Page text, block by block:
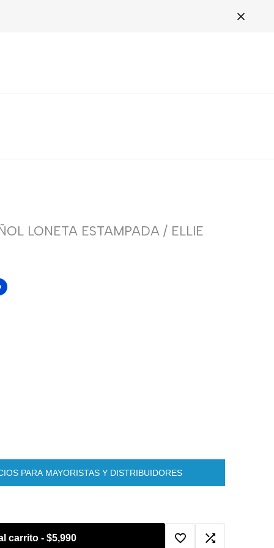
LONETA ESTAMPADA / ELLIE
PARA MAYORISTAS Y DISTRIBUIDORES
carrito- $5,990